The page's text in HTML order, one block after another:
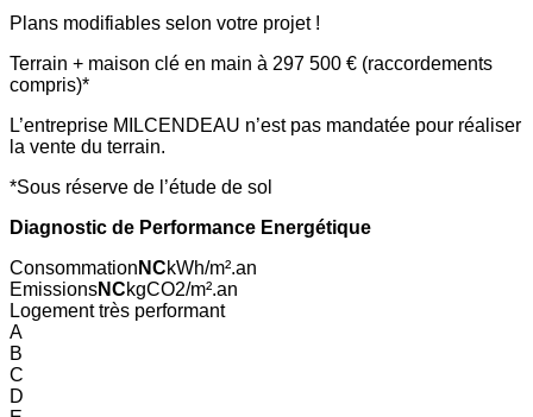
Plans modifiables selon votre projet !
Terrain + maison clé en main à 297 500 € (raccordements
compris)*
L’entreprise MILCENDEAU n’est pas mandatée pour réaliser
la vente du terrain.
*Sous réserve de l’étude de sol
Diagnostic de Performance Energétique
Consommation NCkWh/m².an
EmissionsNCkgCO2/m².an
Logement très performant
A
B
C
D